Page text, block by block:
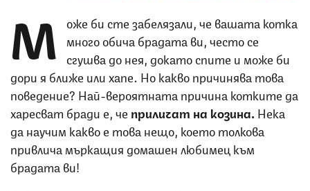
М
оже би сте забелязали, че вашата котка
много обича брадата ви, често се
сгушва до нея, докато спите и може би
дори я ближе или хапе. Но какво причинява това
поведение? Най-вероятната причина котките да
харесват бради е, че приличат на козина. Нека
да научим какво е това нещо, което толкова
привлича мъркащия домашен любимец към
брадата ви!